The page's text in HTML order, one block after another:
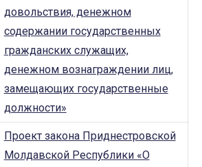
довольствия, денежном
содержании государственных
гражданских служащих,
денежном вознаграждении лиц,
замещающих государственные
должности»
Проект закона Приднестровской
Молдавской Республики «О